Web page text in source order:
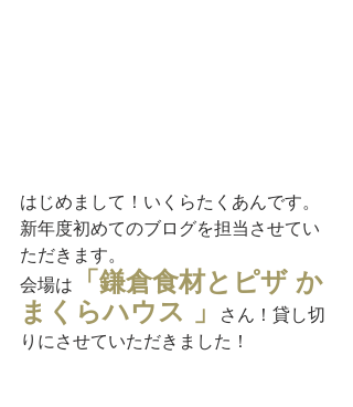
はじめまして！いくらたくあんです。
新年度初めてのブログを担当させてい
ただきます。
会場は
「鎌倉食材とピザ か
まくらハウス 」
さん！貸し切
りにさせていただきました！